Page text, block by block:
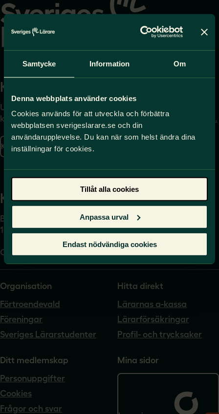
Samtycke Information Om
Denna webbplats använder cookies
Cookies används för att utveckla och förbättra
webbplatsen sverigeslarare.se och din
användarupplevelse. Du kan när som helst ändra dina
inställningar för cookies.
Tillåt alla cookies
Anpassa urval
Endast nödvändiga cookies
startsidan
Kontakta
Uppgifter om hur du
kontaktar oss finns här.
Kontakta oss
på press@sverigeslarare.
se
Kansli
Box 17061
104 62 Stockholm
Org.nr. 802540-5542
Organisation
Förtroendevald
Föreningar
Sveriges Lärarstudenter
Hitta direkt
Lärarnas a-kassa
Lärarförsäkringar
Profil- och trycksaker
Ditt medlemskap
Personuppgifter
Cookies
Frågor och svar
Mina sidor